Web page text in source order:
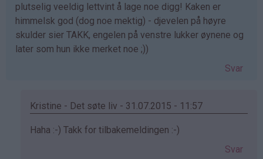
plutselig veeldig lettvint å lage noe digg! Kaken er
himmelsk god (dog noe mektig) - djevelen på høyre
skulder sier TAKK, engelen på venstre lukker øynene og
later som hun ikke merket noe ;))
Svar
Kristine - Det søte liv - 31.07.2015 - 11:57
Som
Haha :-) Takk for tilbakemeldingen :-)
Svar